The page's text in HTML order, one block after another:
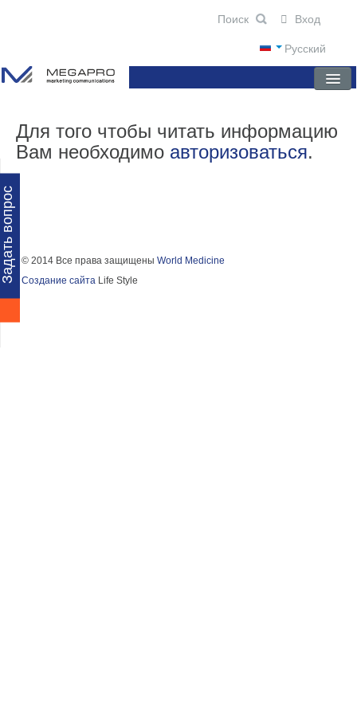
вопрос
Русский
Вход
ГЛАВНАЯ
О КОМПАНИИ
ПАРТНЕРЫ
Для того чтобы читать информацию
Вам необходимо авторизоваться.
© 2014 Все права защищеныWorld Medicine
Создание сайта Life Style